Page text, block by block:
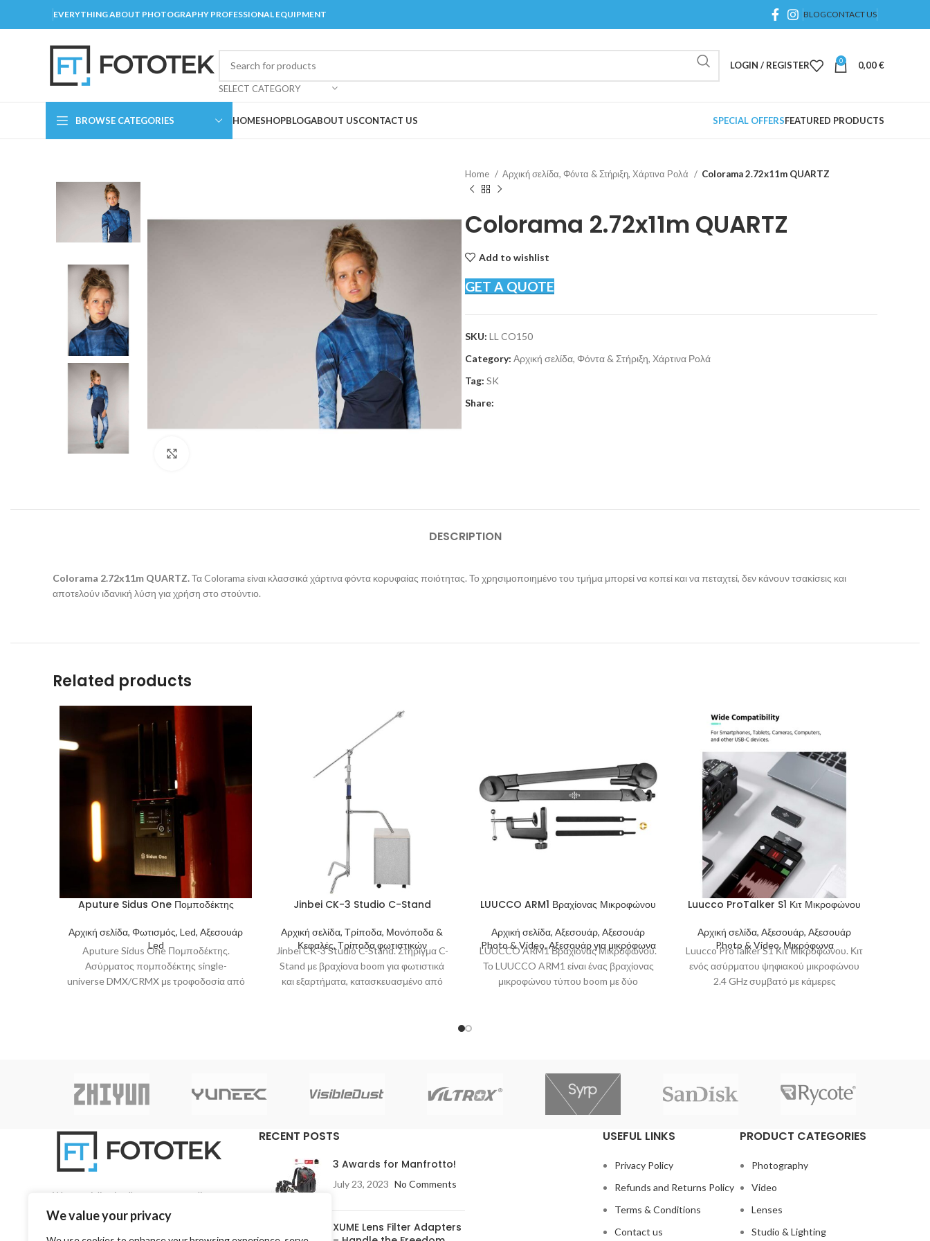
We value your privacy
EVERYTHING ABOUT PHOTOGRAPHY PROFESSIONAL EQUIPMENT BLOGCONTACT US
SELECT CATEGORY
LOGIN / REGISTER 0 0,00€
BROWSE CATEGORIES HOMESHOPBLOGABOUT USCONTACT US SPECIAL OFFERSFEATURED PRODUCTS
Home Αρχική σελίδα, Φόντα & Στήριξη, Χάρτινα Ρολά Colorama 2.72x11m QUARTZ
Colorama 2.72x11m QUARTZ
Add to wishlist
GET A QUOTE
SKU: LL CO150
Category: Αρχική σελίδα, Φόντα & Στήριξη, Χάρτινα Ρολά
Tag: SK
Share:
DESCRIPTION
Colorama 2.72x11m QUARTZ.Τα Colorama είναι κλασσικά χάρτινα φόντα κορυφαίας ποιότητας. Το χρησιμοποιημένο του τμήμα μπορεί να κοπεί και να πεταχτεί, δεν κάνουν τσακίσεις και
αποτελούν ιδανική λύση για χρήση στο στούντιο.
Related products
Aputure Sidus One Πομποδέκτης
Αρχική σελίδα, Φωτισμός, Led, Αξεσουάρ
Led
Aputure Sidus One Πομποδέκτης.
Ασύρματος πομποδέκτης single-
universe DMX/CRMX με τροφοδοσία από
Jinbei CK-3 Studio C-Stand
Αρχική σελίδα, Τρίποδα, Μονόποδα &
Κεφαλές, Τρίποδα φωτιστικών
Jinbei CK-3 Studio C-Stand. Στήριγμα C-
Stand με βραχίονα boom για φωτιστικά
και εξαρτήματα, κατασκευασμένο από
LUUCCO ARM1 Βραχίονας Μικροφώνου
Αρχική σελίδα, Αξεσουάρ, Αξεσουάρ
Photo & Video, Αξεσουάρ για μικρόφωνα
LUUCCO ARM1 Βραχίονας Μικροφώνου.
Το LUUCCO ARM1 είναι ένας βραχίονας
μικροφώνου τύπου boom με δύο
Luucco ProTalker S1 Κιτ Μικροφώνου
Αρχική σελίδα, Αξεσουάρ, Αξεσουάρ
Photo & Video, Μικρόφωνα
Luucco ProTalker S1 Κιτ Μικροφώνου. Κιτ
ενός ασύρματου ψηφιακού μικροφώνου
2.4 GHz συμβατό με κάμερες
We specialise in all aspects regarding
photography and videography on a pan-Cyprian
RECENT POSTS
3 Awards for Manfrotto!
July 23, 2023 No Comments
XUME Lens Filter Adapters
USEFUL LINKS
Privacy Policy
Refunds and Returns Policy
Terms & Conditions
Contact us
PRODUCT CATEGORIES
Photography
Video
Lenses
Studio & Lighting